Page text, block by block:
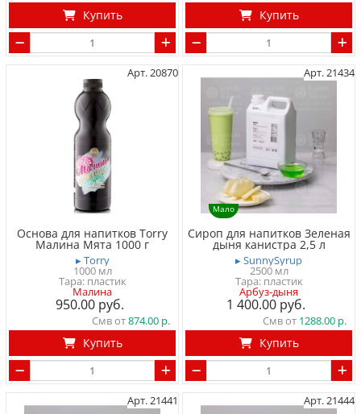
Купить Купить
Арт. 20870
Основа для напитков Torry
Малина Мята 1000 г
▸ Torry
1000 мл
Тара: пластик
Малина
950.00
Смв от874.00
Купить
Арт. 21434
Мало
Сироп для напитков Зеленая
дыня канистра 2,5 л
▸ SunnySyrup
2500 мл
Тара: пластик
Арбуз-дыня
1 400.00
Смв от 1288.00
Купить
Арт. 21441 Арт. 21444